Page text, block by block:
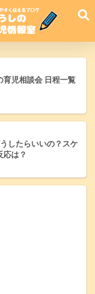
育児相談会 日程一覧
したらいいの？スケ
応は？